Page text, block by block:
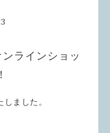
ラインショッ
ました。